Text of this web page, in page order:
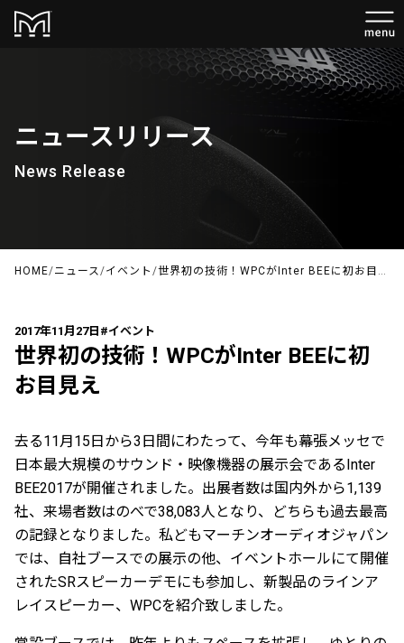
ニュースリリース
News Release
HOME/ニュース/イベント /世界初の技術！WPCがInter BEEに初お目見え
2017年11月27日 #イベント
世界初の技術！WPCがInter BEEに初
お目見え
去る11月15日から3日間にわたって、今年も幕張メッセで
日本最大規模のサウンド・映像機器の展示会であるInter
BEE2017が開催されました。出展者数は国内外から1,139
社、来場者数はのべで38,083人となり、どちらも過去最高
の記録となりました。私どもマーチンオーディオジャパン
では、自社ブースでの展示の他、イベントホールにて開催
されたSRスピーカーデモにも参加し、新製品のラインア
レイスピーカー、WPCを紹介致しました。